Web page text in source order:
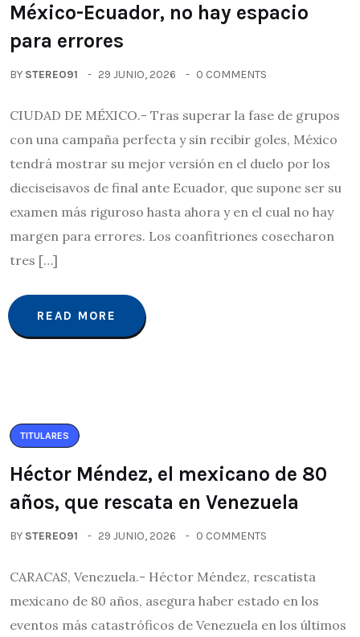
México-Ecuador, no hay espacio
para errores
BY STEREO91 29 JUNIO, 2026 0 COMMENTS
CIUDAD DE MÉXICO.- Tras superar la fase de grupos
con una campaña perfecta y sin recibir goles, México
tendrá mostrar su mejor versión en el duelo por los
dieciseisavos de final ante Ecuador, que supone ser su
examen más riguroso hasta ahora y en el cual no hay
margen para errores. Los coanfitriones cosecharon
tres […]
READ MORE
TITULARES
Héctor Méndez, el mexicano de 80
años, que rescata en Venezuela
BY STEREO91 29 JUNIO, 2026 0 COMMENTS
CARACAS, Venezuela.- Héctor Méndez, rescatista
mexicano de 80 años, asegura haber estado en los
eventos más catastróficos de Venezuela en los últimos